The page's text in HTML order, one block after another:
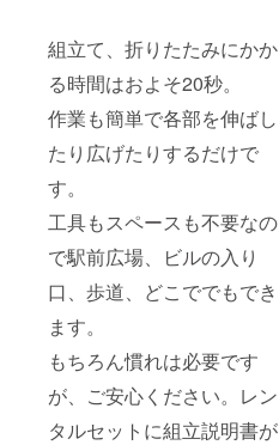
組立て、折りたたみにかか
る時間はおよそ20秒。
作業も簡単で各部を伸ばし
たり広げたりするだけで
す。
工具もスペースも不要なの
で駅前広場、ビルの入り
口、歩道、どこででもでき
ます。
もちろん慣れは必要です
が、ご安心ください。レン
タルセットに組立説明書が